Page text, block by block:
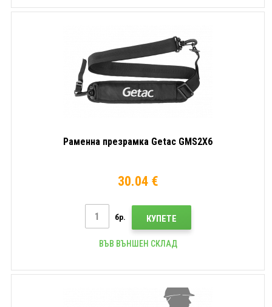
Раменна презрамка Getac GMS2X6
30.04 €
бр. КУПЕТЕ
ВЪВ ВЪНШЕН СКЛАД